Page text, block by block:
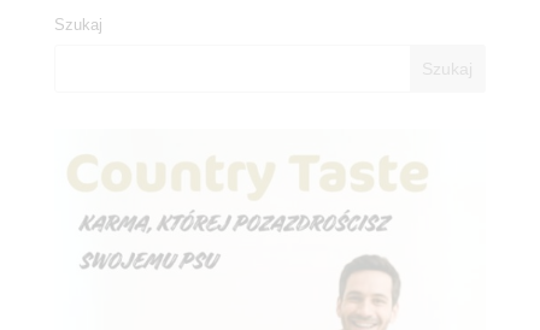
Szukaj